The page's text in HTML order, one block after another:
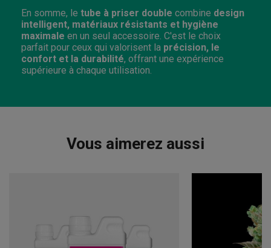
En somme, le tube à priser double combine design
intelligent, matériaux résistants et hygiène
maximale en un seul accessoire. C'est le choix
parfait pour ceux qui valorisent la précision, le
confort et la durabilité, offrant une expérience
supérieure à chaque utilisation.
Vous aimerez aussi